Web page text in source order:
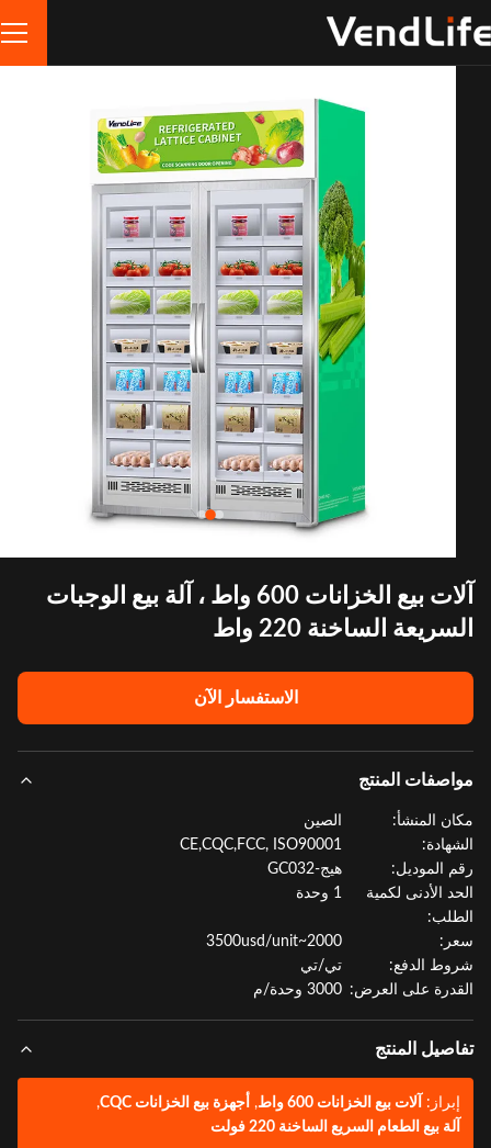
آلات بيع الخزانات 600 واط ، آلة بيع الوجبات
الساخنة 220 واط
الاستفسار الآن
المنتج
المنشأ:
CE,CQC,FCC, ISO90001
الموديل:
الأدنى لكمية
1 وحدة
الدفع:
تي/تي
على العرض:
3000 وحدة/م
المنتج
آلات بيع الخزانات 600 واط , أجهزة بيع الخزانات CQC
بيع الطعام السريع الساخنة 220 فولت